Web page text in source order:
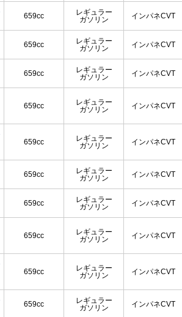
659cc
レギュラー
ガソリン
インパネCVT
659cc
レギュラー
ガソリン
インパネCVT
659cc
レギュラー
ガソリン
インパネCVT
659cc
レギュラー
ガソリン
インパネCVT
659cc
レギュラー
ガソリン
インパネCVT
659cc
レギュラー
ガソリン
インパネCVT
659cc
レギュラー
ガソリン
インパネCVT
659cc
レギュラー
ガソリン
インパネCVT
659cc
レギュラー
ガソリン
インパネCVT
659cc
レギュラー
ガソリン
インパネCVT